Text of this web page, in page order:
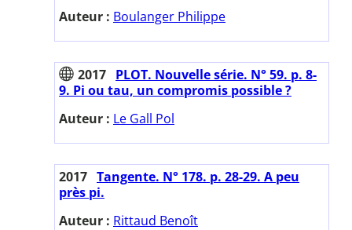
Auteur : Boulanger Philippe
2017 PLOT. Nouvelle série. N° 59. p. 8-
9. Pi ou tau, un compromis possible ?
Auteur : Le Gall Pol
2017 Tangente. N° 178. p. 28-29. A peu
près pi.
Auteur : Rittaud Benoît